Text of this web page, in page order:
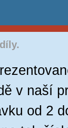
v naší
od 2